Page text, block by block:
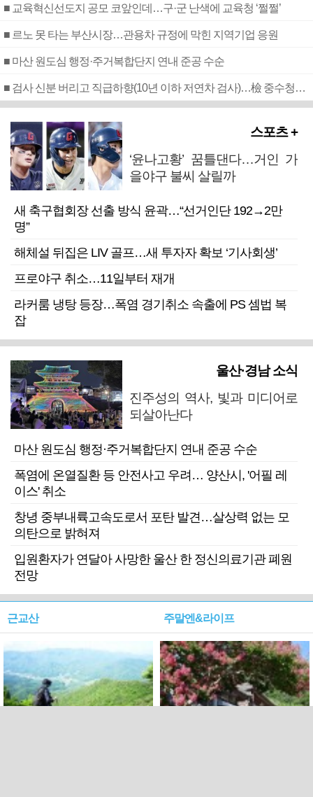
■ 교육혁신선도지 공모 코앞인데…구·군 난색에 교육청 ‘쩔쩔’
■ 르노 못 타는 부산시장…관용차 규정에 막힌 지역기업 응원
■ 마산 원도심 행정·주거복합단지 연내 준공 수순
■ 검사 신분 버리고 직급하향(10년 이하 저연차 검사)…檢 중수청행 기피
스포츠 +
‘윤나고황’ 꿈틀댄다…거인 가
을야구 불씨 살릴까
새 축구협회장 선출 방식 윤곽…“선거인단 192→2만
명”
해체설 뒤집은 LIV 골프…새 투자자 확보 ‘기사회생’
프로야구 취소…11일부터 재개
라커룸 냉탕 등장…폭염 경기취소 속출에 PS 셈법 복
잡
울산·경남 소식
진주성의 역사, 빛과 미디어로
되살아난다
마산 원도심 행정·주거복합단지 연내 준공 수순
폭염에 온열질환 등 안전사고 우려… 양산시, '어필 레
이스' 취소
창녕 중부내륙고속도로서 포탄 발견…살상력 없는 모
의탄으로 밝혀져
입원환자가 연달아 사망한 울산 한 정신의료기관 폐원
전망
근교산 주말엔&라이프